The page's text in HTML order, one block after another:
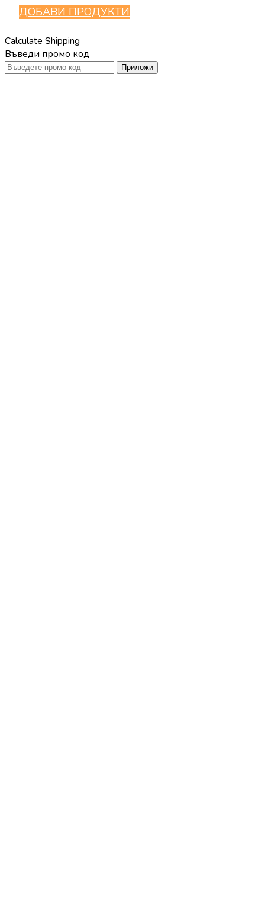
ДОБАВИ ПРОДУКТИ
Calculate Shipping
Въведи промо код
Приложи